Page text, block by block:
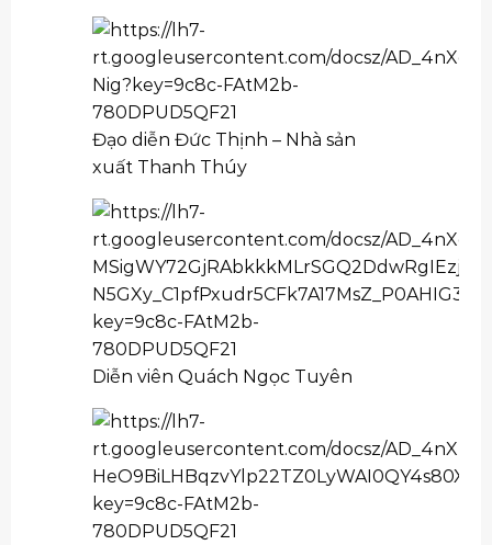
Đạo diễn Đức Thịnh – Nhà sản
xuất Thanh Thúy
Diễn viên Quách Ngọc Tuyên